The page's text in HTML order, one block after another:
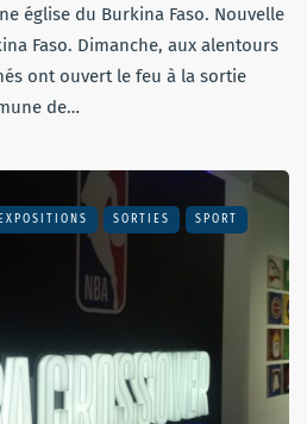
église du Burkina Faso. Nouvelle
Faso. Dimanche, aux alentours
ont ouvert le feu à la sortie
de…
EXPOSITIONS SORTIES SPORT